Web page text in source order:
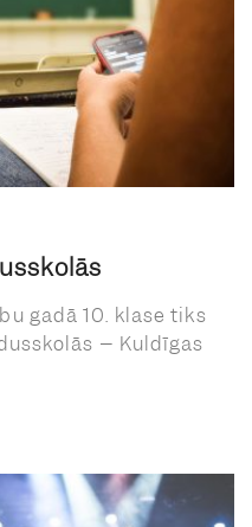
gadā 10. klase tiks
– Kuldīgas